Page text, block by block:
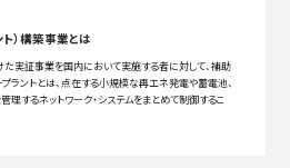
）構築事業とは
た実証事業を国内において実施する者に対して、補助
ラントとは、点在する小規模な再エネ発電や蓄電池、
するネットワーク・システムをまとめて制御するこ